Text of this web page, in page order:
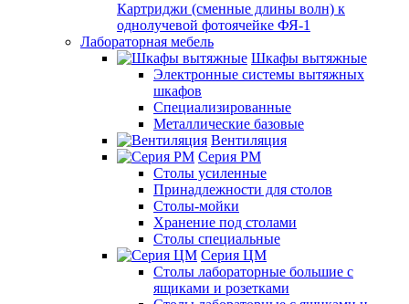
Картриджи (сменные длины волн) к
однолучевой фотоячейке ФЯ-1
Лабораторная мебель
Шкафы вытяжные
Электронные системы вытяжных
шкафов
Специализированные
Металлические базовые
Вентиляция
Серия РМ
Столы усиленные
Принадлежности для столов
Столы-мойки
Хранение под столами
Столы специальные
Серия ЦМ
Столы лабораторные большие с
ящиками и розетками